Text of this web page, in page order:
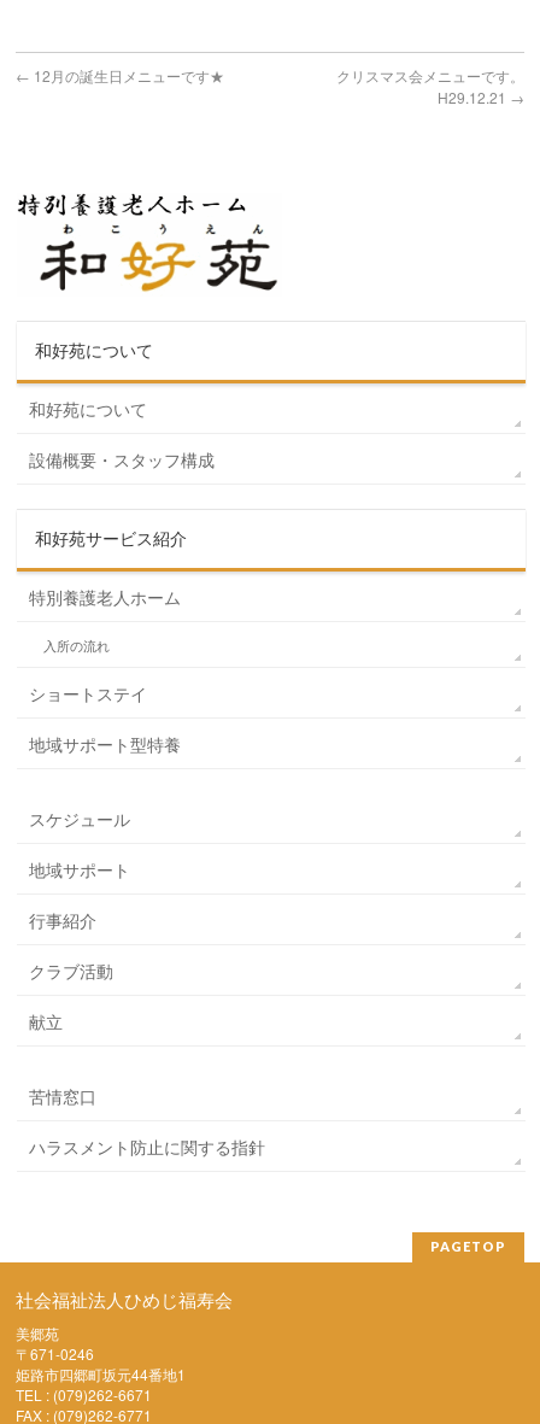
← 12月の誕生日メニューです★
クリスマス会メニューです。
H29.12.21 →
和好苑について
和好苑について
設備概要・スタッフ構成
和好苑サービス紹介
特別養護老人ホーム
入所の流れ
ショートステイ
地域サポート型特養
スケジュール
地域サポート
行事紹介
クラブ活動
献立
苦情窓口
ハラスメント防止に関する指針
PAGETOP
社会福祉法人ひめじ福寿会
美郷苑
〒671-0246
姫路市四郷町坂元44番地1
TEL : (079)262-6671
FAX : (079)262-6771